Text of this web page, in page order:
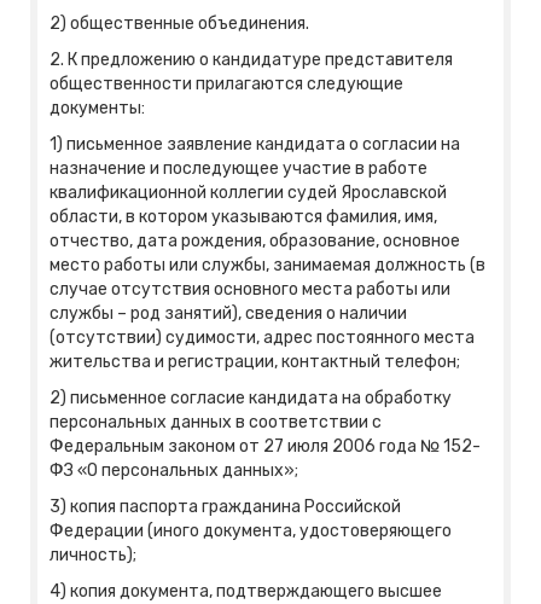
2) общественные объединения.
2. К предложению о кандидатуре представителя
общественности прилагаются следующие
документы:
1) письменное заявление кандидата о согласии на
назначение и последующее участие в работе
квалификационной коллегии судей Ярославской
области, в котором указываются фамилия, имя,
отчество, дата рождения, образование, основное
место работы или службы, занимаемая должность (в
случае отсутствия основного места работы или
службы – род занятий), сведения о наличии
(отсутствии) судимости, адрес постоянного места
жительства и регистрации, контактный телефон;
2) письменное согласие кандидата на обработку
персональных данных в соответствии с
Федеральным законом от 27 июля 2006 года № 152-
ФЗ «О персональных данных»;
3) копия паспорта гражданина Российской
Федерации (иного документа, удостоверяющего
личность);
4) копия документа, подтверждающего высшее